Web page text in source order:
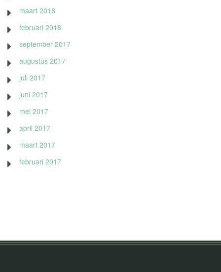
maart 2018
februari 2018
september 2017
augustus 2017
juli 2017
juni 2017
mei 2017
april 2017
maart 2017
februari 2017